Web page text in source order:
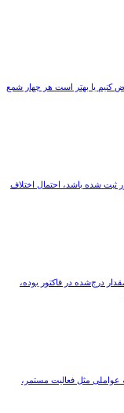
کنیم یا بهتر است هر چهار شمع
ثبت شده باشد، احتمال اختلاف
درج‌شده در فاکتور بوده،
مثل فعالیت مستمر،